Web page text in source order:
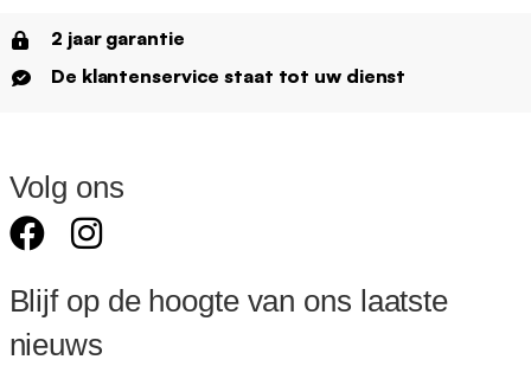
2 jaar garantie
De klantenservice staat tot uw dienst
Volg ons
Blijf op de hoogte van ons laatste
nieuws